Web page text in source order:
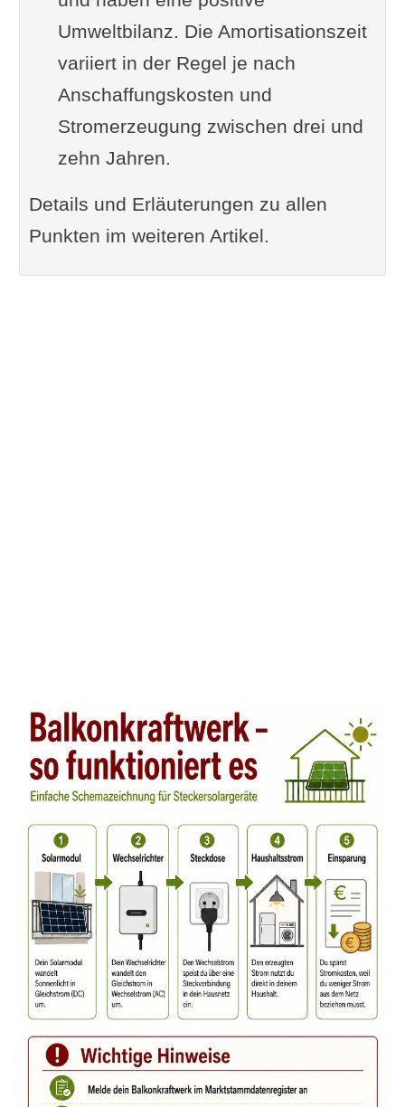
Inbetriebnahme und
Funktionsprüfung
Netzanschluss
Videoanleitung
Balkonkraftwerk installieren
Wartung, Überwachung und
Verständnis von Effizienz und
Leistung
Wie ist die durchschnittliche
Effizienz moderner
Solarmodule?
Amortisationszeit und
Lebensdauer eines
Balkonkraftwerkes
Lohnt sich ein Speicher fürs
800W-Balkonkraftwerk?
Beitrag zum Umweltschutz
und zur Nachhaltigkeit
Umweltbilanz. Die Amortisationszeit
variiert in der Regel je nach
Anschaffungskosten und
Stromerzeugung zwischen drei und
zehn Jahren.
Details und Erläuterungen zu allen
Punkten im weiteren Artikel.